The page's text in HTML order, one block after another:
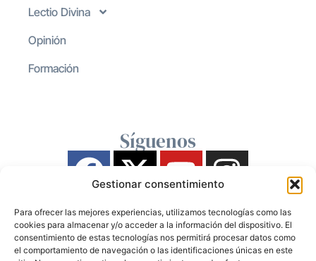
Gestionar consentimiento
Para ofrecer las mejores experiencias, utilizamos tecnologías como las
cookies para almacenar y/o acceder a la información del dispositivo. El
consentimiento de estas tecnologías nos permitirá procesar datos como
el comportamiento de navegación o las identificaciones únicas en este
Lectio Divina
Opinión
Formación
Síguenos